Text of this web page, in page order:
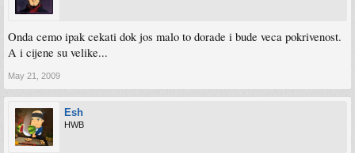
Onda cemo ipak cekati dok jos malo to dorade i bude veca pokrivenost.
A i cijene su velike...
May 21, 2009
Esh
HWB